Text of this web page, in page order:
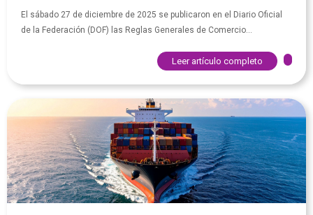
El sábado 27 de diciembre de 2025 se publicaron en el Diario Oficial
de la Federación (DOF) las Reglas Generales de Comercio...
Leer artículo completo